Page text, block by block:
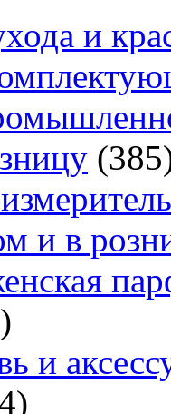
и
и в
и